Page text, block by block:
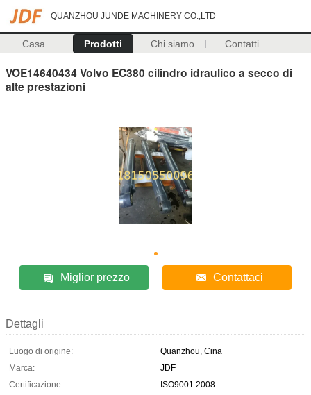
QUANZHOU JUNDE MACHINERY CO.,LTD
Casa Prodotti Chi siamo Contatti
VOE14640434 Volvo EC380 cilindro idraulico a secco di
alte prestazioni
Miglior prezzo Contattaci
Dettagli
Luogo di origine:
Quanzhou, Cina
Marca:
JDF
Certificazione:
ISO9001:2008